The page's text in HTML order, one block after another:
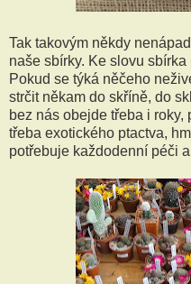
Tak takovým někdy
naše sbírky. Ke slovu
Pokud se týká něčeho
strčit někam do skříně, do
bez nás obejde třeba i
třeba exotického ptactva,
potřebuje každodenní péči